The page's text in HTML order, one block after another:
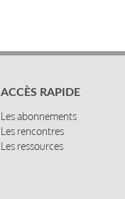
ACCÈS RAPIDE
Les abonnements
Les rencontres
Les ressources